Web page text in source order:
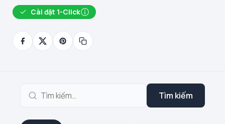
Cài đặt 1-Click
Tìm kiếm